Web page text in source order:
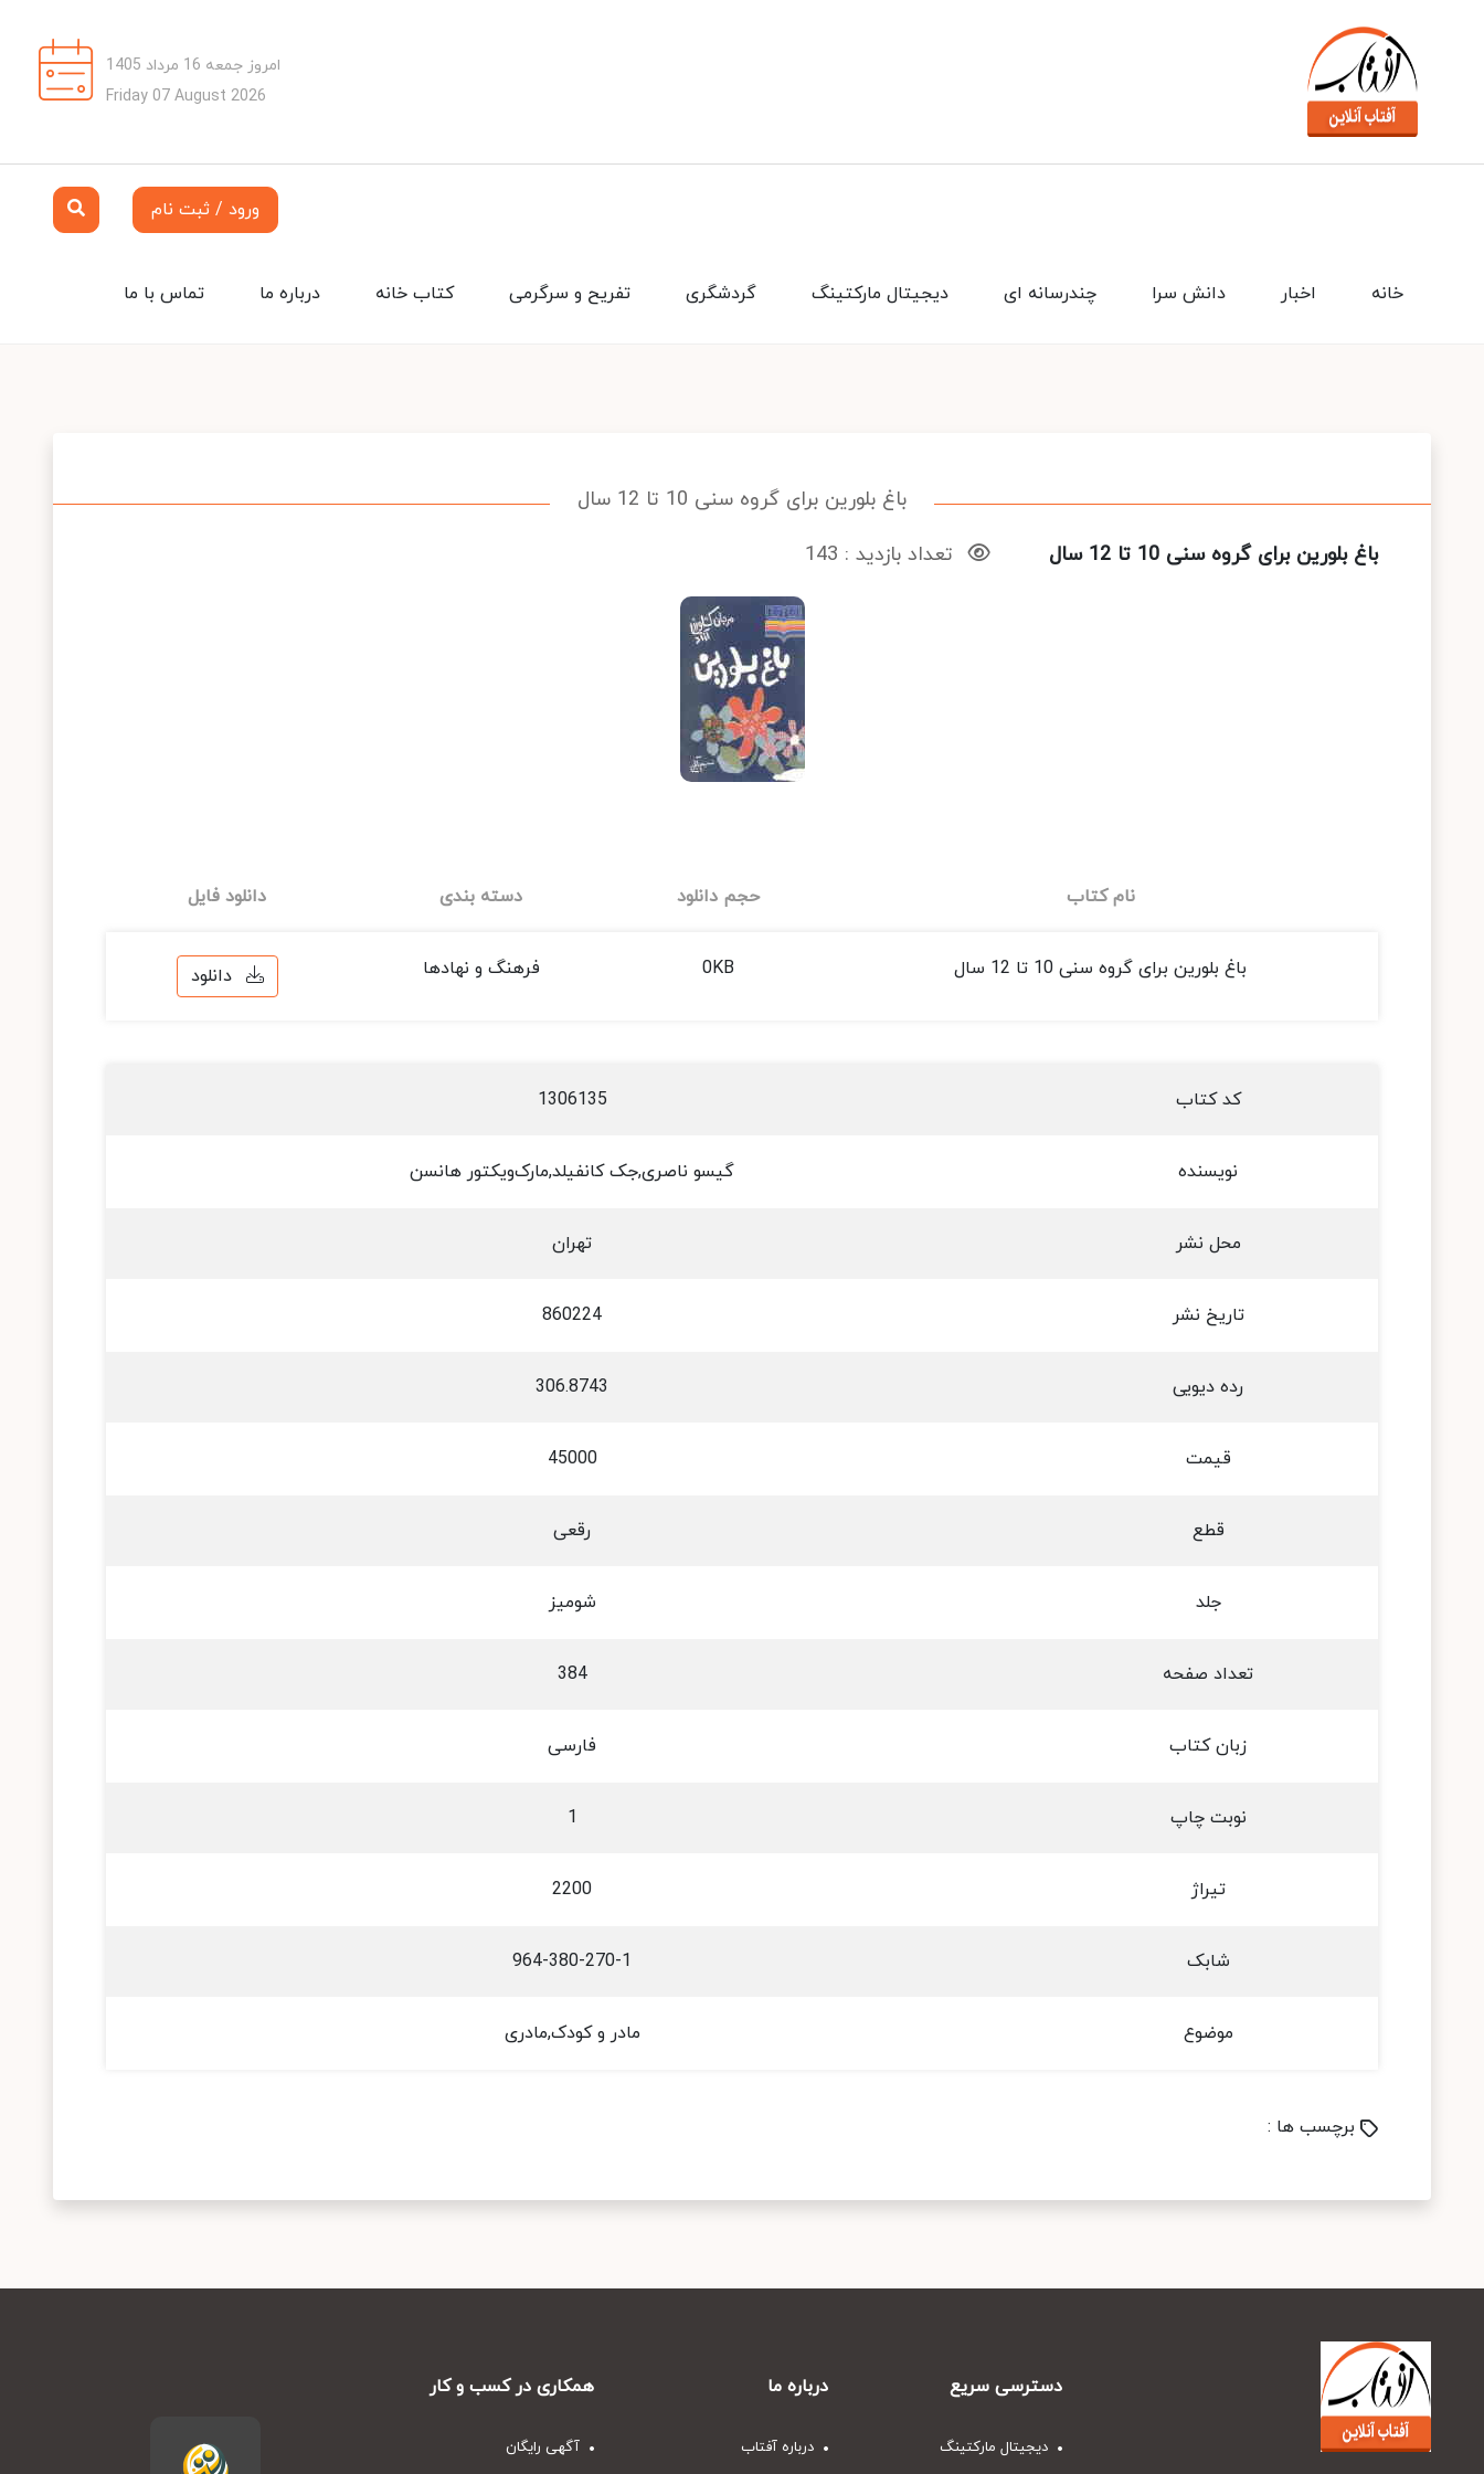
امروز جمعه 16 مرداد 1405
Friday 07 August 2026
ورود / ثبت نام
تماس با ما درباره ما کتاب خانه تفریح و سرگرمی گردشگری دیجیتال مارکتینگ چندرسانه ای دانش سرا اخبار خانه
باغ بلورین برای گروه سنی 10 تا 12 سال
باغ بلورین برای گروه سنی 10 تا 12 سال
تعداد بازدید : 143
نام کتاب حجم دانلود دسته بندی دانلود فایل
باغ بلورین برای گروه سنی 10 تا 12 سال 0KB فرهنگ و نهادها دانلود
کد کتاب 1306135
نویسنده گیسو ناصری,جک کانفیلد,مارک‌ویکتور هانسن
محل نشر تهران
تاریخ نشر 860224
رده دیویی 306.8743
قیمت 45000
قطع رقعی
جلد شومیز
تعداد صفحه 384
زبان کتاب فارسی
نوبت چاپ 1
تیراژ 2200
شابک 964-380-270-1
موضوع مادر و کودک,مادری
برچسب ها :
دسترسی سریع
دیجیتال مارکتینگ
درباره ما
درباره آفتاب
همکاری در کسب و کار
آگهی رایگان